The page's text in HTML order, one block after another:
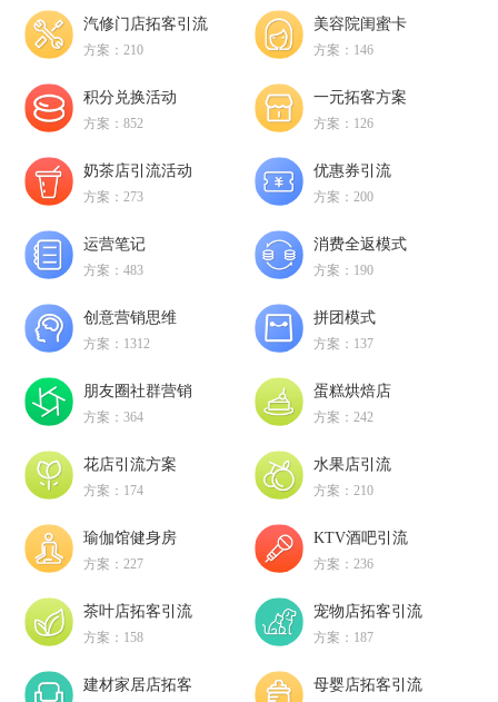
汽修门店拓客引流
方案：210
美容院闺蜜卡
方案：146
积分兑换活动
方案：852
一元拓客方案
方案：126
奶茶店引流活动
方案：273
优惠券引流
方案：200
运营笔记
方案：483
消费全返模式
方案：190
创意营销思维
方案：1312
拼团模式
方案：137
朋友圈社群营销
方案：364
蛋糕烘焙店
方案：242
花店引流方案
方案：174
水果店引流
方案：210
瑜伽馆健身房
方案：227
KTV酒吧引流
方案：236
茶叶店拓客引流
方案：158
宠物店拓客引流
方案：187
建材家居店拓客 母婴店拓客引流